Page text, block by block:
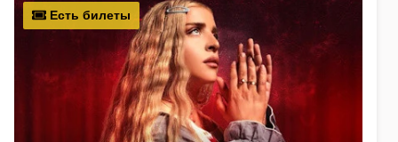
Есть билеты